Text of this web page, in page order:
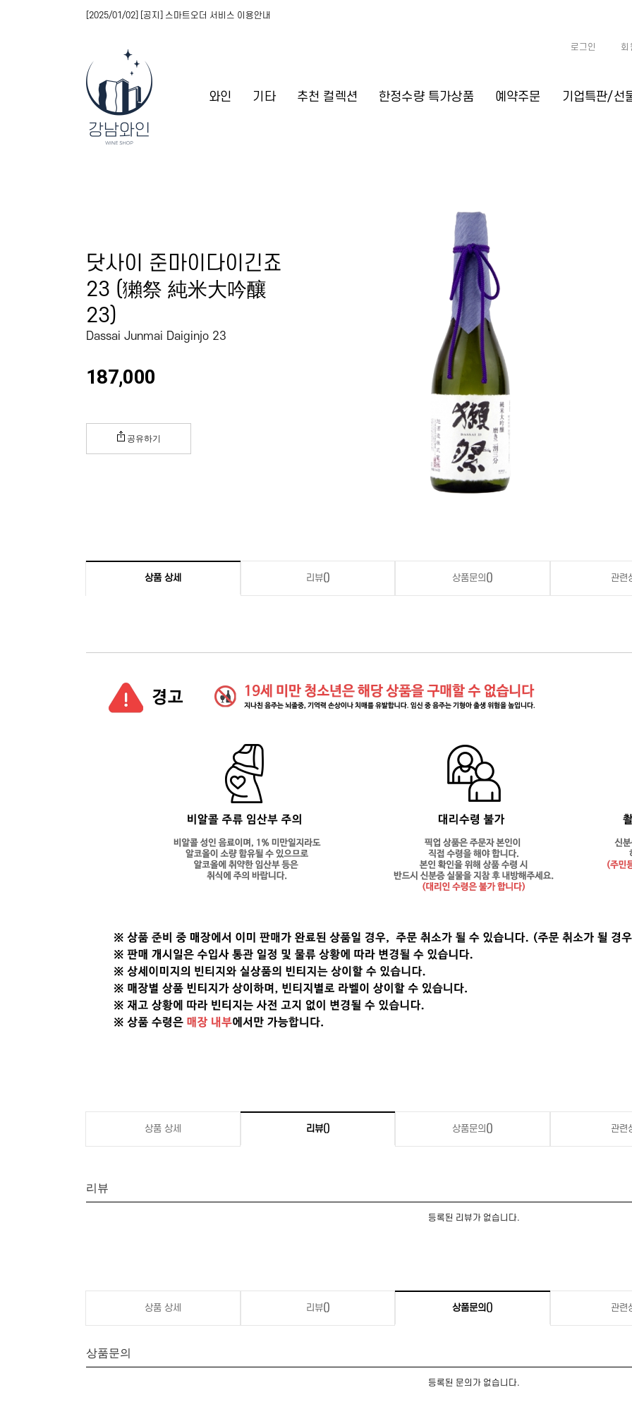
와인 기타 추천 컬렉션 한정수량 특가상품 예약주문 기업특판/선
[2025/01/02] [공지] 스마트오더 서비스 이용안내
로그인 회
닷사이 준마이다이긴죠
23 (獺祭 純米大吟釀
23)
Dassai Junmai Daiginjo 23
187,000
공유하기
상품 상세 리뷰() 상품문의 () 관련
상품 상세 리뷰() 상품문의 () 관련
리뷰
등록된 리뷰가 없습니다.
상품 상세 리뷰() 상품문의 () 관련
상품문의
등록된 문의가 없습니다.